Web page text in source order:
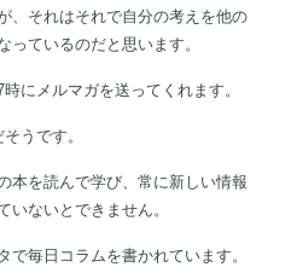
、それはそれで自分の考えを他の
っているのだと思います。
にメルマガを送ってくれます。
うです。
本を読んで学び、常に新しい情報
いないとできません。
で毎日コラムを書かれています。